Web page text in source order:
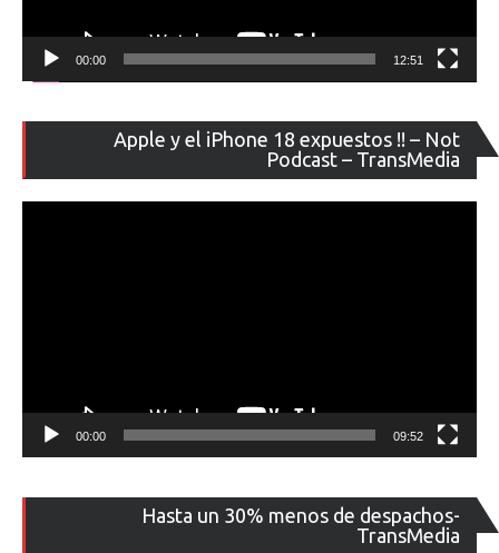
00:00 12:51
Apple y el iPhone 18 expuestos !! – Not
Podcast – TransMedia
de
00:00 09:52
Hasta un 30% menos de despachos-
TransMedia
de